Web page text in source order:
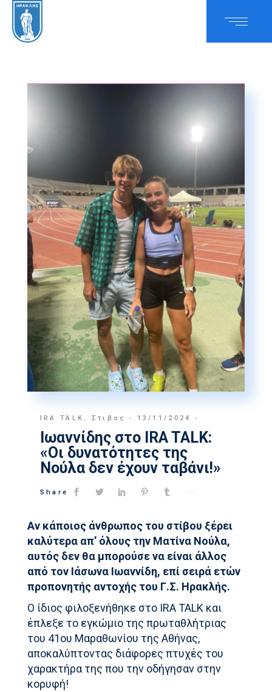
IRA TALK , Στιβος 13/11/2024
Ιωαννίδης στο IRA TALK:
«Οι δυνατότητες της
Νούλα δεν έχουν ταβάνι!»
Share
Αν κάποιος άνθρωπος του στίβου ξέρει
καλύτερα απ’ όλους την Ματίνα Νούλα,
αυτός δεν θα μπορούσε να είναι άλλος
από τον Ιάσωνα Ιωαννίδη, επί σειρά ετών
προπονητής αντοχής του Γ.Σ. Ηρακλής.
Ο ίδιος φιλοξενήθηκε στο IRA TALK και
έπλεξε το εγκώμιο της πρωταθλήτριας
του 41ου Μαραθωνίου της Αθήνας,
αποκαλύπτοντας διάφορες πτυχές του
χαρακτήρα της που την οδήγησαν στην
κορυφή!